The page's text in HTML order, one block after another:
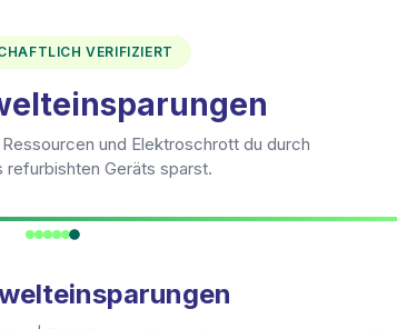
VERIFIZIERT
und Elektroschrott du durch
refurbishten Geräts sparst.